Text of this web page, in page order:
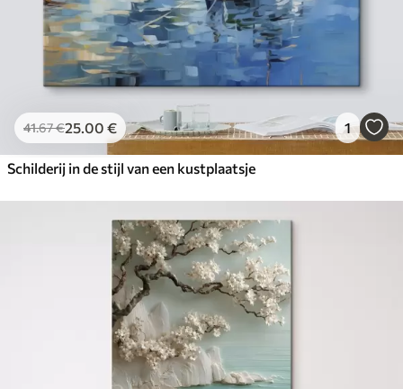
41.67€25.00 € 1
Schilderij in de stijl van een kustplaatsje